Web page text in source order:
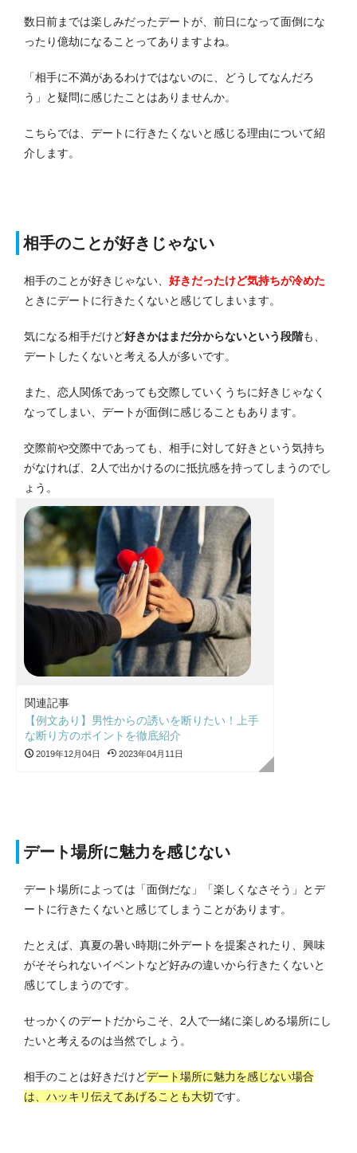
数日前までは楽しみだったデートが、前日になって面倒にな
ったり億劫になることってありますよね。
「相手に不満があるわけではないのに、どうしてなんだろ
う」と疑問に感じたことはありませんか。
こちらでは、デートに行きたくないと感じる理由について紹
介します。
相手のことが好きじゃない
相手のことが好きじゃない、 好きだったけど気持ちが冷めた
ときにデートに行きたくないと感じてしまいます。
気になる相手だけど好きかはまだ分からないという段階も、
デートしたくないと考える人が多いです。
また、恋人関係であっても交際していくうちに好きじゃなく
なってしまい、デートが面倒に感じることもあります。
交際前や交際中であっても、相手に対して好きという気持ち
がなければ、2人で出かけるのに抵抗感を持ってしまうのでし
ょう。
関連記事
【例文あり】男性からの誘いを断りたい！上手
な断り方のポイントを徹底紹介
2019年12月04日 2023年04月11日
デート場所に魅力を感じない
デート場所によっては「面倒だな」「楽しくなさそう」とデ
ートに行きたくないと感じてしまうことがあります。
たとえば、真夏の暑い時期に外デートを提案されたり、興味
がそそられないイベントなど好みの違いから行きたくないと
感じてしまうのです。
せっかくのデートだからこそ、2人で一緒に楽しめる場所にし
たいと考えるのは当然でしょう。
相手のことは好きだけどデート場所に魅力を感じない場合
は、ハッキリ伝えてあげることも大切です。